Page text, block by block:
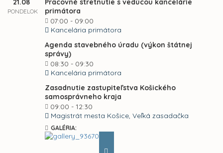
21.08
PONDELOK
Pracovné stretnutie s vedúcou kancelárie
primátora
07:00 - 09:00
Kancelária primátora
Agenda stavebného úradu (výkon štátnej
správy)
08:30 - 09:30
Kancelária primátora
Zasadnutie zastupiteľstva Košického
samosprávneho kraja
09:00 - 12:30
Magistrát mesta Košice, Veľká zasadačka
GALÉRIA: